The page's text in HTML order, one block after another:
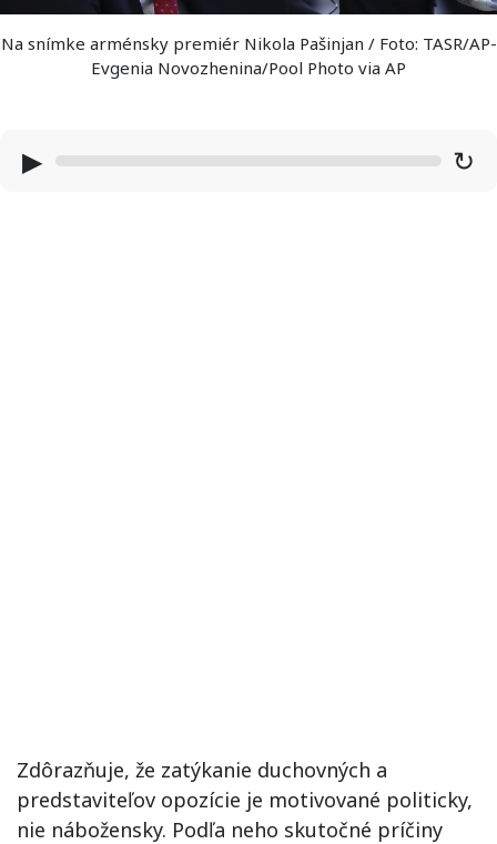
Na snímke arménsky premiér Nikola Pašinjan / Foto: TASR/AP-
Evgenia Novozhenina/Pool Photo via AP
▶ ↻
Zdôrazňuje, že zatýkanie duchovných a
predstaviteľov opozície je motivované politicky,
nie nábožensky. Podľa neho skutočné príčiny